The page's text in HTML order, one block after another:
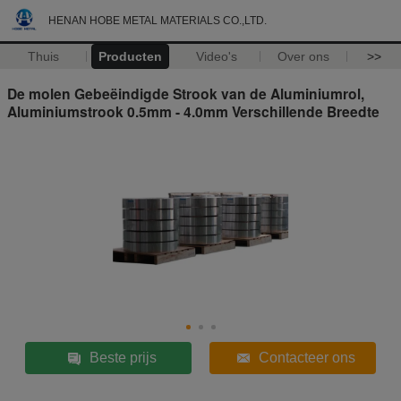
HENAN HOBE METAL MATERIALS CO.,LTD.
Thuis Producten Video's Over ons >>
De molen Gebeëindigde Strook van de Aluminiumrol,
Aluminiumstrook 0.5mm - 4.0mm Verschillende Breedte
Beste prijs Contacteer ons